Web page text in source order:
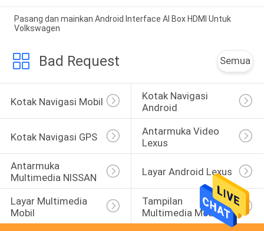
Pasang dan mainkan Android Interface AI Box HDMI Untuk
Volkswagen
Bad Request Semua
Kotak Navigasi Mobil
Kotak Navigasi
Android
Kotak Navigasi GPS
Antarmuka Video
Lexus
Antarmuka
Multimedia NISSAN
Layar Android Lexus
Layar Multimedia
Mobil
Tampilan
Multimedia Mobil